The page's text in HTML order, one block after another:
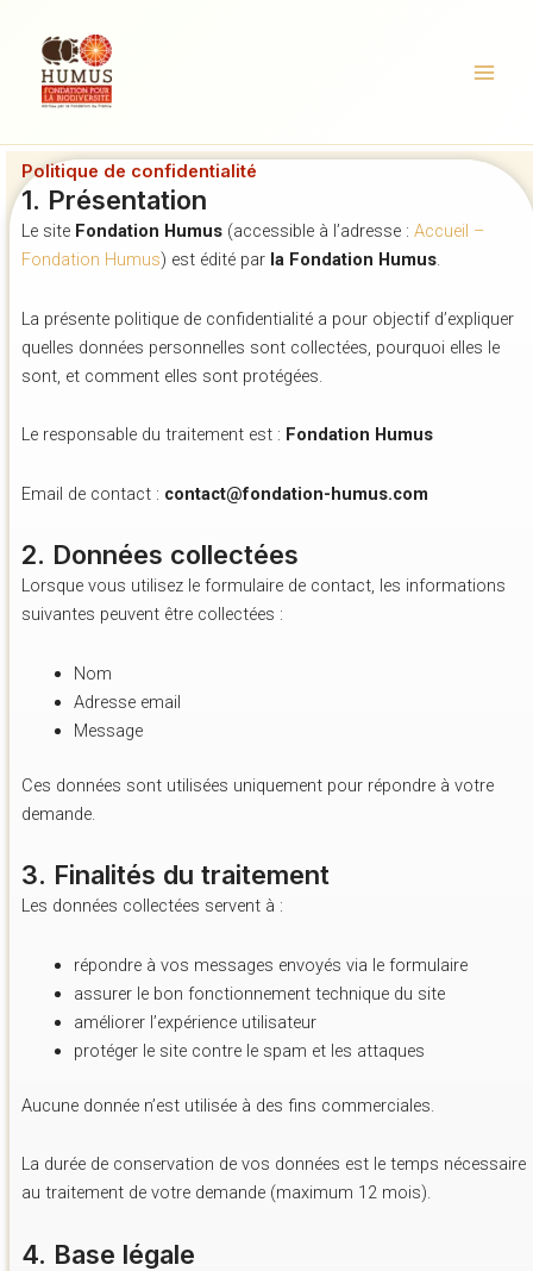
contenu
Politique de confidentialité
1. Présentation
Le site Fondation Humus (accessible à l’adresse : Accueil –
Fondation Humus) est édité par la Fondation Humus.
La présente politique de confidentialité a pour objectif d’expliquer
quelles données personnelles sont collectées, pourquoi elles le
sont, et comment elles sont protégées.
Le responsable du traitement est : Fondation Humus
Email de contact : contact@fondation-humus.com
2. Données collectées
Lorsque vous utilisez le formulaire de contact, les informations
suivantes peuvent être collectées :
Nom
Adresse email
Message
Ces données sont utilisées uniquement pour répondre à votre
demande.
3. Finalités du traitement
Les données collectées servent à :
répondre à vos messages envoyés via le formulaire
assurer le bon fonctionnement technique du site
améliorer l’expérience utilisateur
protéger le site contre le spam et les attaques
Aucune donnée n’est utilisée à des fins commerciales.
La durée de conservation de vos données est le temps nécessaire
au traitement de votre demande (maximum 12 mois).
4. Base légale